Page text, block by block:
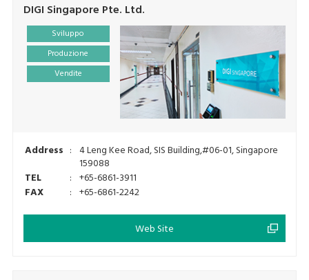
DIGI Singapore Pte. Ltd.
Sviluppo
Produzione
Vendite
Address : 4 Leng Kee Road, SIS Building,#06-01, Singapore
159088
TEL
: +65-6861-3911
FAX
: +65-6861-2242
Web Site